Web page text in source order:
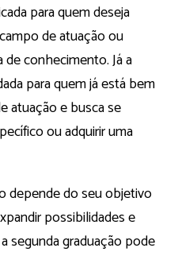
para quem deseja
de atuação ou
conhecimento. Já a
para quem já está bem
atuação e busca se
ou adquirir uma
depende do seu objetivo
possibilidades e
segunda graduação pode